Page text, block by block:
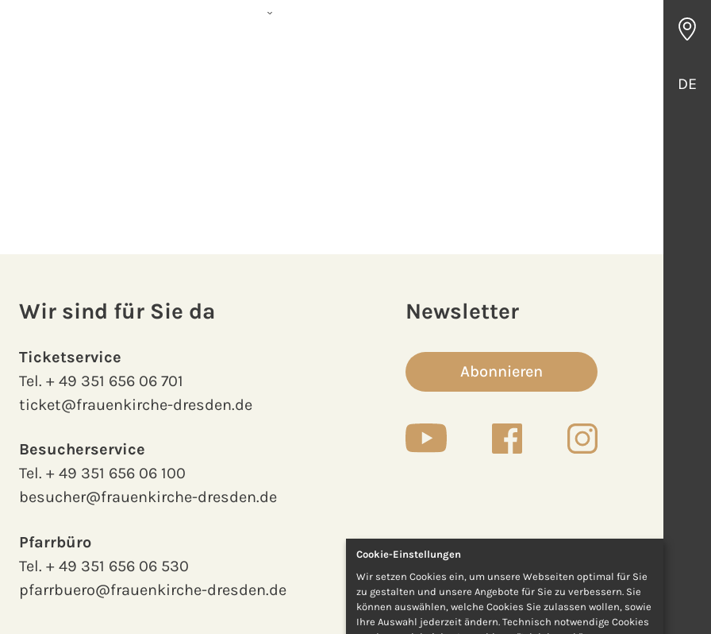
Wir sind für Sie da
Ticketservice
Tel.+ 49 351 656 06 701
ticket@frauenkirche-dresden.de
Besucherservice
Tel.+ 49 351 656 06 100
besucher@frauenkirche-dresden.de
Pfarrbüro
Tel.+ 49 351 656 06 530
pfarrbuero@frauenkirche-dresden.de
Newsletter
Abonnieren
DE
Cookie-Einstellungen
Wir setzen Cookies ein, um unsere Webseiten optimal für Sie
zu gestalten und unsere Angebote für Sie zu verbessern. Sie
können auswählen, welche Cookies Sie zulassen wollen, sowie
Ihre Auswahl jederzeit ändern. Technisch notwendige Cookies